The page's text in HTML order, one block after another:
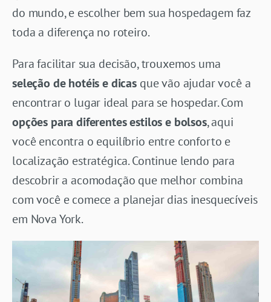
do mundo, e escolher bem sua hospedagem faz
toda a diferença no roteiro.
Para facilitar sua decisão, trouxemos uma
seleção de hotéis e dicas que vão ajudar você a
encontrar o lugar ideal para se hospedar. Com
opções para diferentes estilos e bolsos, aqui
você encontra o equilíbrio entre conforto e
localização estratégica. Continue lendo para
descobrir a acomodação que melhor combina
com você e comece a planejar dias inesquecíveis
em Nova York.